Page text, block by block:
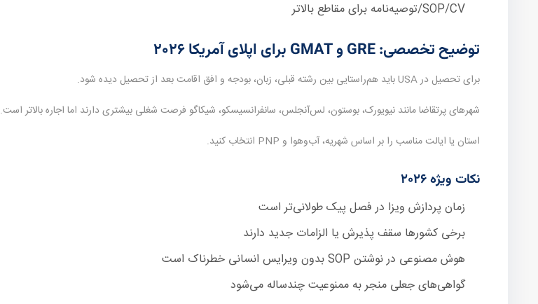
SOP/CV/توصیه‌نامه برای مقاطع بالاتر
توضیح تخصصی: GRE و GMAT برای اپلای آمریکا ۲۰۲۶
برای تحصیل در USA باید هم‌راستایی بین رشته قبلی، زبان، بودجه و افق اقامت بعد از تحصیل دیده شود.
شهرهای پرتقاضا مانند نیویورک، بوستون، لس‌آنجلس، سانفرانسیسکو، شیکاگو فرصت شغلی بیشتری دارند اما اجاره بالاتر است.
استان یا ایالت مناسب را بر اساس شهریه، آب‌وهوا و PNP انتخاب کنید.
نکات ویژه ۲۰۲۶
زمان پردازش ویزا در فصل پیک طولانی‌تر است
برخی کشورها سقف پذیرش یا الزامات جدید دارند
هوش مصنوعی در نوشتن SOP بدون ویرایس انسانی خطرناک است
گواهی‌های جعلی منجر به ممنوعیت چندساله می‌شود